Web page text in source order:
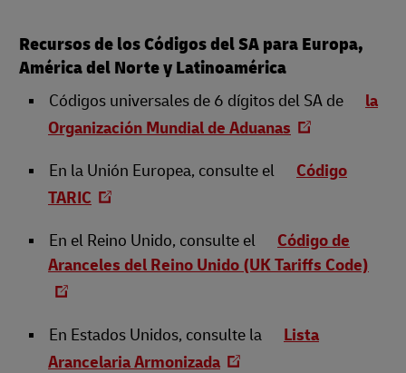
Recursos de los Códigos del SA para Europa,
América del Norte y Latinoamérica
Códigos universales de 6 dígitos del SA de la
Organización Mundial de Aduanas
En la Unión Europea, consulte el Código
TARIC
En el Reino Unido, consulte el Código de
Aranceles del Reino Unido (UK Tariffs Code)
En Estados Unidos, consulte la Lista
Arancelaria Armonizada